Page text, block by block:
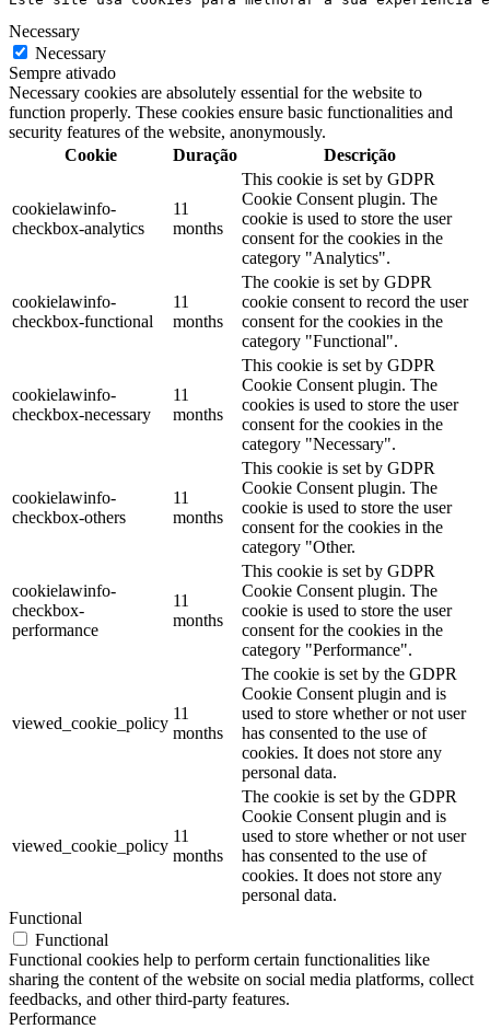
Necessary
Necessary
Sempre ativado
Necessary cookies are absolutely essential for the website to
function properly. These cookies ensure basic functionalities and
security features of the website, anonymously.
Cookie
Duração Descrição
cookielawinfo-
checkbox-analytics
11
months
This cookie is set by GDPR
Cookie Consent plugin. The
cookie is used to store the user
consent for the cookies in the
category "Analytics".
cookielawinfo-
checkbox-functional
11
months
The cookie is set by GDPR
cookie consent to record the user
consent for the cookies in the
category "Functional".
cookielawinfo-
checkbox-necessary
11
months
This cookie is set by GDPR
Cookie Consent plugin. The
cookies is used to store the user
consent for the cookies in the
category "Necessary".
cookielawinfo-
checkbox-others
11
months
This cookie is set by GDPR
Cookie Consent plugin. The
cookie is used to store the user
consent for the cookies in the
category "Other.
cookielawinfo-
checkbox-
performance
11
months
This cookie is set by GDPR
Cookie Consent plugin. The
cookie is used to store the user
consent for the cookies in the
category "Performance".
viewed_cookie_policy
11
months
The cookie is set by the GDPR
Cookie Consent plugin and is
used to store whether or not user
has consented to the use of
cookies. It does not store any
personal data.
viewed_cookie_policy
11
months
The cookie is set by the GDPR
Cookie Consent plugin and is
used to store whether or not user
has consented to the use of
cookies. It does not store any
personal data.
Functional
Functional
Functional cookies help to perform certain functionalities like
sharing the content of the website on social media platforms, collect
feedbacks, and other third-party features.
Performance